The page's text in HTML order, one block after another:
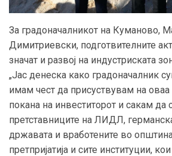
За градоначалникот на Куманово,
Димитриевски, подготвителните
значат и развој на индустриската
„Јас денеска како градоначалник
имам чест да присуствувам на оваа
покана на инвеститорот и сакам да
претставниците на ЛИДЛ,
државата и вработените во
претпријатија и сите институции,